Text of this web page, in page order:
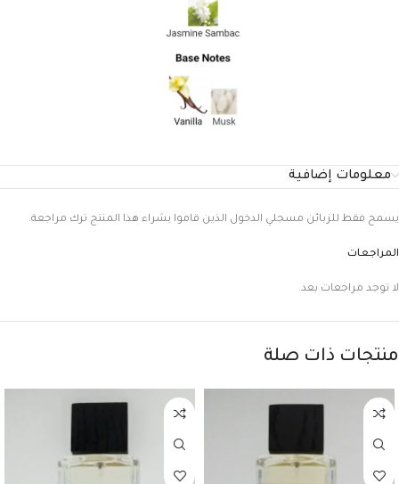
معلومات إضافية
المراجعات
لا توجد مراجعات بعد.
يسمح فقط للزبائن مسجلي الدخول الذين قاموا بشراء هذا المنتج ترك مراجعة.
منتجات ذات صلة